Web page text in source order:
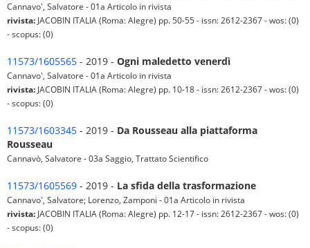
Cannavo', Salvatore - 01a Articolo in rivista
rivista: JACOBIN ITALIA (Roma: Alegre) pp. 50-55 - issn: 2612-2367 - wos: (0)
- scopus: (0)
11573/1605565 - 2019 - Ogni maledetto venerdì
Cannavo', Salvatore - 01a Articolo in rivista
rivista: JACOBIN ITALIA (Roma: Alegre) pp. 10-18 - issn: 2612-2367 - wos: (0)
- scopus: (0)
11573/1603345 - 2019 - Da Rousseau alla piattaforma
Rousseau
Cannavò, Salvatore - 03a Saggio, Trattato Scientifico
11573/1605569 - 2019 - La sfida della trasformazione
Cannavo', Salvatore; Lorenzo, Zamponi - 01a Articolo in rivista
rivista: JACOBIN ITALIA (Roma: Alegre) pp. 12-17 - issn: 2612-2367 - wos: (0)
- scopus: (0)